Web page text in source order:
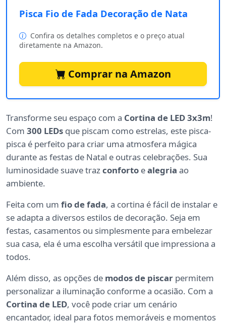
Pisca Fio de Fada Decoração de Nata
Confira os detalhes completos e o preço atual
diretamente na Amazon.
Comprar na Amazon
Transforme seu espaço com a Cortina de LED 3x3m!
Com 300 LEDs que piscam como estrelas, este pisca-
pisca é perfeito para criar uma atmosfera mágica
durante as festas de Natal e outras celebrações. Sua
luminosidade suave trazconforto ealegria ao
ambiente.
Feita com um fio de fada, a cortina é fácil de instalar e
se adapta a diversos estilos de decoração. Seja em
festas, casamentos ou simplesmente para embelezar
sua casa, ela é uma escolha versátil que impressiona a
todos.
Além disso, as opções de modos de piscar permitem
personalizar a iluminação conforme a ocasião. Com a
Cortina de LED, você pode criar um cenário
encantador, ideal para fotos memoráveis e momentos